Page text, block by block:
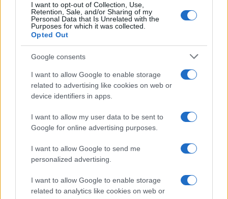
I want to opt-out of Collection, Use,
Retention, Sale, and/or Sharing of my
Personal Data that Is Unrelated with the
Purposes for which it was collected.
Opted Out
Google consents
I want to allow Google to enable storage
related to advertising like cookies on web or
device identifiers in apps.
I want to allow my user data to be sent to
Google for online advertising purposes.
I want to allow Google to send me
personalized advertising.
I want to allow Google to enable storage
related to analytics like cookies on web or
©2026 - rifaidate.it - p.iva 03338800984 Privacy Pubblicità